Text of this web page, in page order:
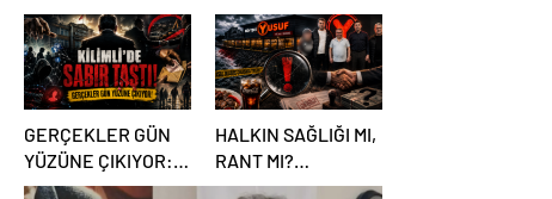
GERÇEKLER GÜN
YÜZÜNE ÇIKIYOR:
KİLİMLİ’DE SABIR
HALKIN SAĞLIĞI MI,
RANT MI?
KİLİMLİ’DE TEPKİ